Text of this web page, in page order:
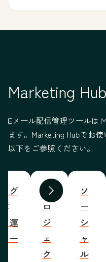
Marketing
Eメール配信管理ツールは
ます。Marketing Hubでお
以下をご参照ください。
前へ 次へ
グ
運
ー
プ
ロ
ジ
ェ
ク
ソ
ー
シ
ャ
ル